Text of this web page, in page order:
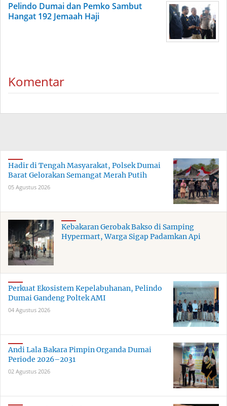
Pelindo Dumai dan Pemko Sambut
Hangat 192 Jemaah Haji
Komentar
Hadir di Tengah Masyarakat, Polsek Dumai
Barat Gelorakan Semangat Merah Putih
05 Agustus 2026
Kebakaran Gerobak Bakso di Samping
Hypermart, Warga Sigap Padamkan Api
Perkuat Ekosistem Kepelabuhanan, Pelindo
Dumai Gandeng Poltek AMI
04 Agustus 2026
Andi Lala Bakara Pimpin Organda Dumai
Periode 2026–2031
02 Agustus 2026